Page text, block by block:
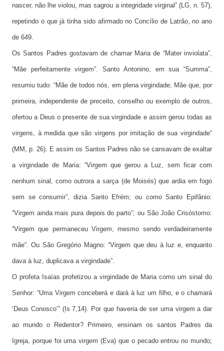
nascer, não lhe violou, mas sagrou a integridade virginal” (LG, n. 57),
repetindo o que já tinha sido afirmado no Concílio de Latrão, no ano
de 649.
Os Santos Padres gostavam de chamar Maria de “Mater inviolata”,
“Mãe perfeitamente virgem”. Santo Antonino, em sua “Summa”,
resumiu tudo: “Mãe de todos nós, em plena virgindade; Mãe que, por
primeira, independente de preceito, conselho ou exemplo de outros,
ofertou a Deus o presente de sua virgindade e assim gerou todas as
virgens, à medida que são virgens por imitação de sua virgindade”
(MM, p. 26). E assim os Santos Padres não se cansavam de exaltar
a virgindade de Maria: “Virgem que gerou a Luz, sem ficar com
nenhum sinal, como outrora a sarça (de Moisés) que ardia em fogo
sem se consumir”, dizia Santo Efrém; ou como Santo Epifânio:
“Virgem ainda mais pura depois do parto”; ou São João Crisóstomo:
“Virgem que permaneceu Virgem, mesmo sendo verdadeiramente
mãe”. Ou São Gregório Magno: “Virgem que deu à luz e, enquanto
dava à luz, duplicava a virgindade”.
O profeta Isaías profetizou a virgindade de Maria como um sinal do
Senhor: “Uma Virgem conceberá e dará à luz um filho, e o chamará
‘Deus Conosco’” (Is 7,14). Por que haveria de ser uma virgem a dar
ao mundo o Redentor? Primeiro, ensinam os santos Padres da
Igreja, porque foi uma virgem (Eva) que o pecado entrou no mundo;